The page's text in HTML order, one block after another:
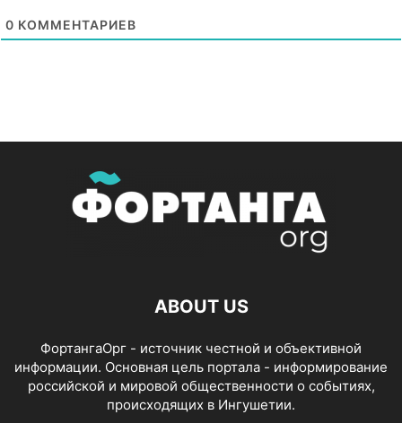
0 КОММЕНТАРИЕВ
ABOUT US
ФортангаОрг - источник честной и объективной
информации. Основная цель портала - информирование
российской и мировой общественности о событиях,
происходящих в Ингушетии.